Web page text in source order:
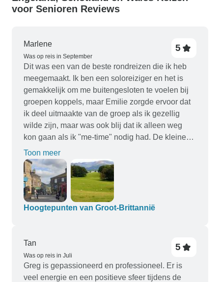
voor Senioren Reviews
Marlene
Was op reis in September
5
Dit was een van de beste rondreizen die ik heb
meegemaakt. Ik ben een soloreiziger en het is
gemakkelijk om me buitengesloten te voelen bij
groepen koppels, maar Emilie zorgde ervoor dat
ik deel uitmaakte van de groep als ik gezellig
wilde zijn, maar was ook blij dat ik alleen weg
kon gaan als ik "me-time" nodig had. De kleine
groep was geweldig (slechts 10), evenals de
mini-bus, waardoor we in gebieden konden
komen waar een grote bus nooit zou kunnen
komen. Emilie was ook flexibel, zodat er
ongeplande stops waren voor foto's, en nieuwe
plaatsen om te zien die niet op de
zeker weer een Backroads rondreis boeken.
Toon meer
Hoogtepunten van Groot-Brittannië
Tan
Was op reis in Juli
5
Greg is gepassioneerd en professioneel. Er is
veel energie en een positieve sfeer tijdens de